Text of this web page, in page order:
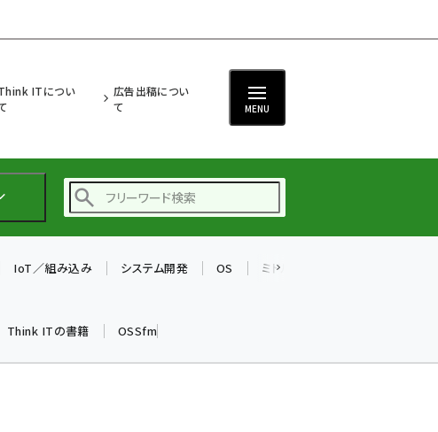
ITについ
広告出稿につい
て
MENU
仲間と築いた勝利の絆～
IoT／組み込み システム開発 OS ミドルウェア
Think ITの書籍 OSSfm